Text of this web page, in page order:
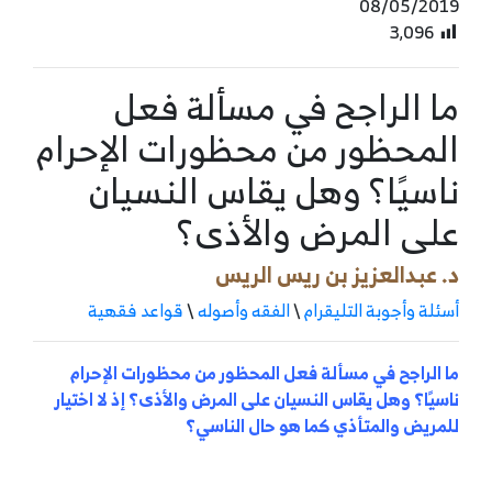
3٬096
ما الراجح في مسألة فعل
المحظور من محظورات الإحرام
ناسيًا؟ وهل يقاس النسيان
على المرض والأذى؟
د. عبدالعزيز بن ريس الريس
أسئلة وأجوبة التليقرام\الفقه وأصوله\قواعد فقهية
ما الراجح في مسألة فعل المحظور من محظورات الإحرام
ناسيًا؟ وهل يقاس النسيان على المرض والأذى؟ إذ لا اختيار
للمريض والمتأذي كما هو حال الناسي؟